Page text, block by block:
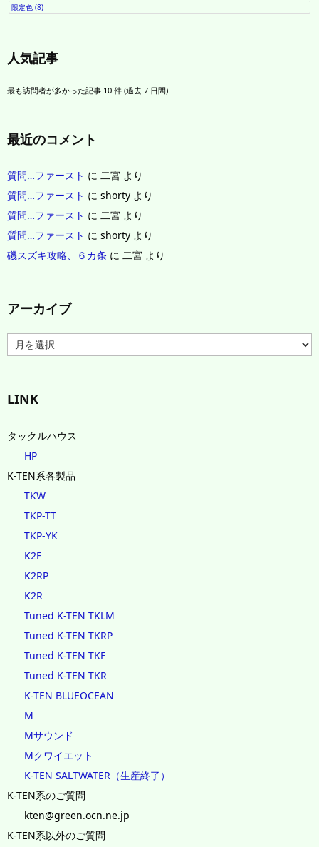
限定色 (8)
人気記事
最も訪問者が多かった記事 10 件 (過去 7 日間)
最近のコメント
質問…ファースト に 二宮 より
質問…ファースト に shorty より
質問…ファースト に 二宮 より
質問…ファースト に shorty より
磯スズキ攻略、６カ条 に 二宮 より
アーカイブ
ー
ブ
LINK
タックルハウス
HP
K-TEN系各製品
TKW
TKP-TT
TKP-YK
K2F
K2RP
K2R
Tuned K-TEN TKLM
Tuned K-TEN TKRP
Tuned K-TEN TKF
Tuned K-TEN TKR
K-TEN BLUEOCEAN
M
Mサウンド
Mクワイエット
K-TEN SALTWATER（生産終了）
K-TEN系のご質問
kten@green.ocn.ne.jp
K-TEN系以外のご質問